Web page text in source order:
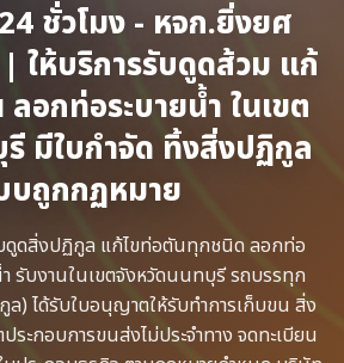
ชั่วโมง - หจก.ยิ่งยศ
ให้บริการรับดูดส้วม แก้
อกท่อระบายน้ำ ในเขต
มีใบกำจัด ทิ้งสิ่งปฏิกูล
บถูกกฏหมาย
ดสิ่งปฏิกูล​ แก้ไขท่อตันทุกชนิด​ ลอกท่อ
รับงานในเขตจังหวัดนนทบุรี รถบรรทุก
ล)​ ได้รับใบอนุญาตให้รับทำการเก็บขน​ สิ่ง
ะกอบการขนส่งไม่ประจำทาง จดทะเบียน